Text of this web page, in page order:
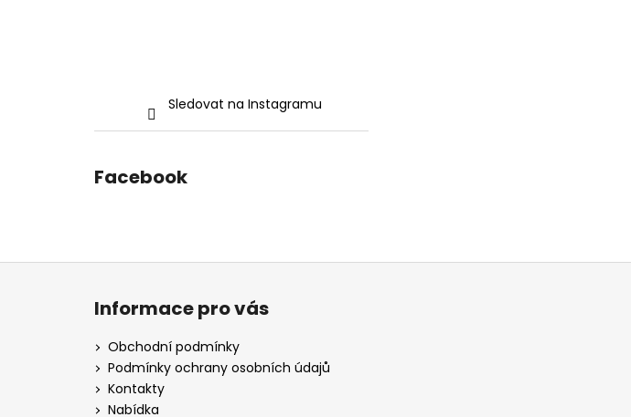
Sledovat na Instagramu
Facebook
Informace pro vás
Obchodní podmínky
Podmínky ochrany osobních údajů
Kontakty
Nabídka